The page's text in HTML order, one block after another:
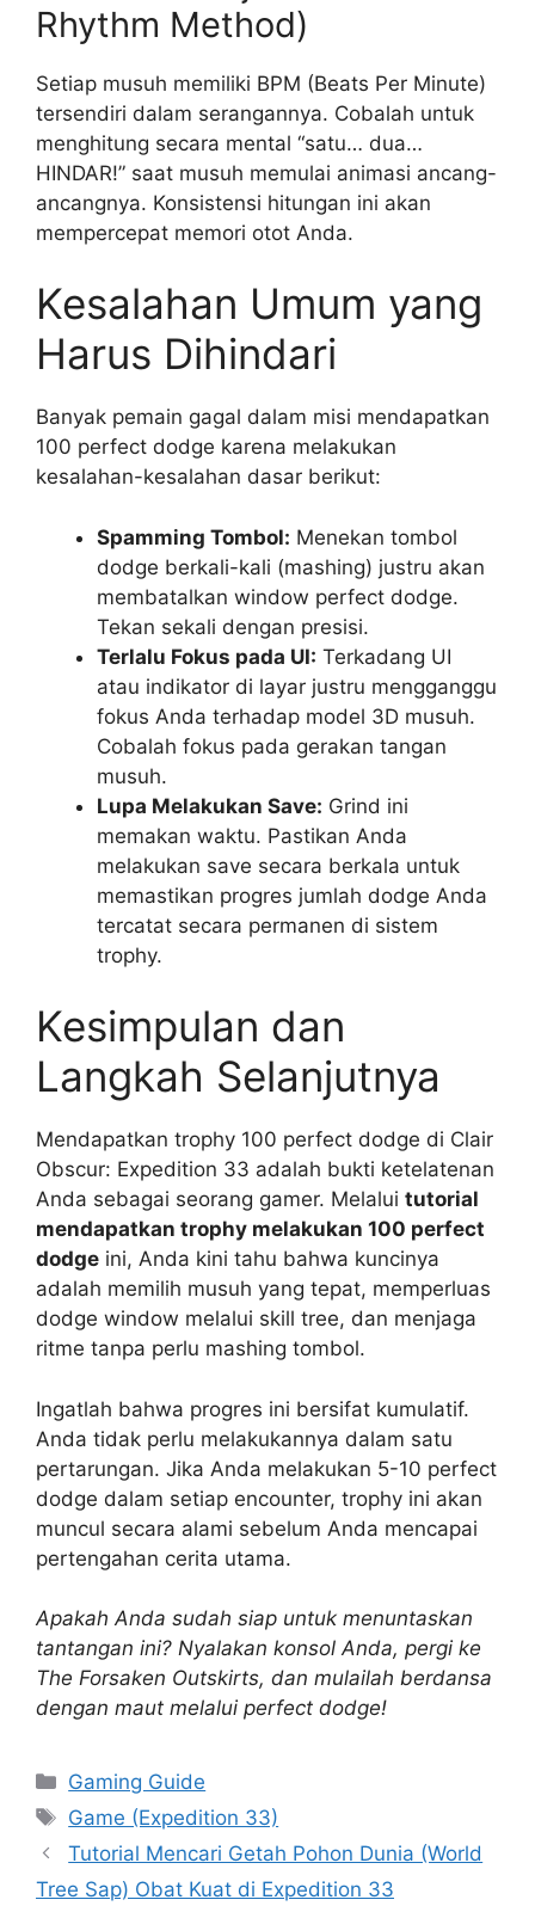
Rhythm Method)
Setiap musuh memiliki BPM (Beats Per Minute)
tersendiri dalam serangannya. Cobalah untuk
menghitung secara mental “satu… dua…
HINDAR!” saat musuh memulai animasi ancang-
ancangnya. Konsistensi hitungan ini akan
mempercepat memori otot Anda.
Kesalahan Umum yang
Harus Dihindari
Banyak pemain gagal dalam misi mendapatkan
100 perfect dodge karena melakukan
kesalahan-kesalahan dasar berikut:
Spamming Tombol: Menekan tombol
dodge berkali-kali (mashing) justru akan
membatalkan window perfect dodge.
Tekan sekali dengan presisi.
Terlalu Fokus pada UI: Terkadang UI
atau indikator di layar justru mengganggu
fokus Anda terhadap model 3D musuh.
Cobalah fokus pada gerakan tangan
musuh.
Lupa Melakukan Save: Grind ini
memakan waktu. Pastikan Anda
melakukan save secara berkala untuk
memastikan progres jumlah dodge Anda
tercatat secara permanen di sistem
trophy.
Kesimpulan dan
Langkah Selanjutnya
Mendapatkan trophy 100 perfect dodge di Clair
Obscur: Expedition 33 adalah bukti ketelatenan
Anda sebagai seorang gamer. Melalui tutorial
mendapatkan trophy melakukan 100 perfect
dodge ini, Anda kini tahu bahwa kuncinya
adalah memilih musuh yang tepat, memperluas
dodge window melalui skill tree, dan menjaga
ritme tanpa perlu mashing tombol.
Ingatlah bahwa progres ini bersifat kumulatif.
Anda tidak perlu melakukannya dalam satu
pertarungan. Jika Anda melakukan 5-10 perfect
dodge dalam setiap encounter, trophy ini akan
muncul secara alami sebelum Anda mencapai
pertengahan cerita utama.
Apakah Anda sudah siap untuk menuntaskan
tantangan ini? Nyalakan konsol Anda, pergi ke
The Forsaken Outskirts, dan mulailah berdansa
dengan maut melalui perfect dodge!
Categories
Gaming Guide
Tags
Game (Expedition 33)
Tutorial Mencari Getah Pohon Dunia (World
Tree Sap) Obat Kuat di Expedition 33